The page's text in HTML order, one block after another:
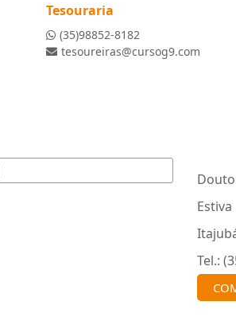
Tesouraria
(35)98852-8182
tesoureiras@cursog9.com
Estiva
Tel.: